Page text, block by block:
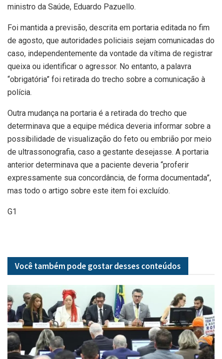
ministro da Saúde, Eduardo Pazuello.
Foi mantida a previsão, descrita em portaria editada no fim
de agosto, que autoridades policiais sejam comunicadas do
caso, independentemente da vontade da vítima de registrar
queixa ou identificar o agressor. No entanto, a palavra
“obrigatória” foi retirada do trecho sobre a comunicação à
polícia.
Outra mudança na portaria é a retirada do trecho que
determinava que a equipe médica deveria informar sobre a
possibilidade de visualização do feto ou embrião por meio
de ultrassonografia, caso a gestante desejasse. A portaria
anterior determinava que a paciente deveria “proferir
expressamente sua concordância, de forma documentada”,
mas todo o artigo sobre este item foi excluído.
G1
Você também pode gostar desses conteúdos